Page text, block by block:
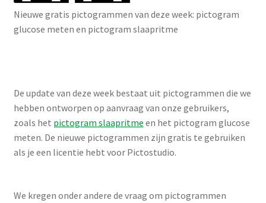
Nieuwe gratis pictogrammen van deze week: pictogram
glucose meten en pictogram slaapritme
De update van deze week bestaat uit pictogrammen die we
hebben ontworpen op aanvraag van onze gebruikers,
zoals het pictogram slaapritme en het pictogram glucose
meten. De nieuwe pictogrammen zijn gratis te gebruiken
als je een licentie hebt voor Pictostudio.
We kregen onder andere de vraag om pictogrammen